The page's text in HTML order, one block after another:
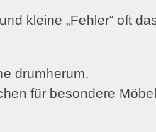
kleine „Fehler“ oft
drumherum.